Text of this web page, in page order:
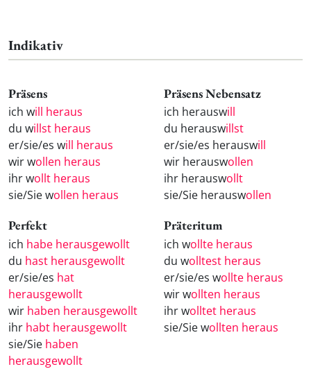
Indikativ
Präsens
ich will heraus
du willst heraus
er/sie/es will heraus
wir wollen heraus
ihr wollt heraus
sie/Sie wollen heraus
Präsens Nebensatz
ich herauswill
du herauswillst
er/sie/es herauswill
wir herauswollen
ihr herauswollt
sie/Sie herauswollen
Perfekt
ich habe herausgewollt
du hast herausgewollt
er/sie/es hat
herausgewollt
wir haben herausgewollt
ihr habt herausgewollt
sie/Sie haben
herausgewollt
Präteritum
ich wollte heraus
du wolltest heraus
er/sie/es wollte heraus
wir wollten heraus
ihr wolltet heraus
sie/Sie wollten heraus